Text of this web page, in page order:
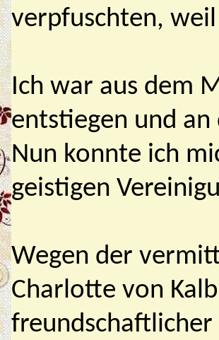
verpfuschten,
Ich war aus dem
entstiegen und
Nun konnte ich
geistigen
Wegen der
Charlotte von
freundschaftlicher